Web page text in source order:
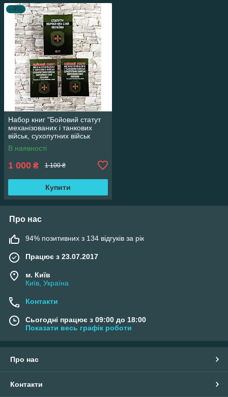
–9%
Набор книг "Бойовий статут
механізованих і танкових
військ, сухопутних військ
ЗСУ" , "Статути ЗСУ"
В наявності
1 000 ₴ 1 100 ₴
Купити
Про нас
94% позитивних з 134 відгуків за рік
Працює з 23.07.2017
м. Київ
Київ, Україна
Контакти
Сьогодні працює з 09:00 до 18:00
Показати весь графік роботи
Про нас
Контакти